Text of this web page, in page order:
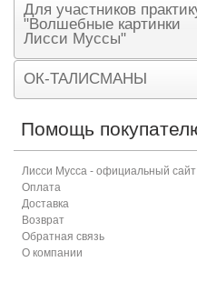
Для участников
"Волшебные картинки
Лисси Муссы"
ОК-ТАЛИСМАНЫ
Помощь
Лисси Мусса - официальный сайт
Оплата
Доставка
Возврат
Обратная связь
О компании